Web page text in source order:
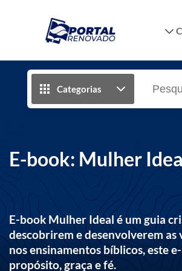
Categorias
E-book: Mulher
E-book Mulher Ideal é um guia
descobrirem e desenvolverem
nos ensinamentos bíblicos, este
propósito, graça e fé.